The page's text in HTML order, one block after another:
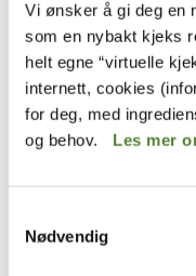
Vi ønsker å gi deg en
som en nybakt kjeks
helt egne “virtuelle
internett, cookies
for deg, med
og behov. Les mer
Nødvendig
Trikkefører
Trikkefører Syversen
underholder